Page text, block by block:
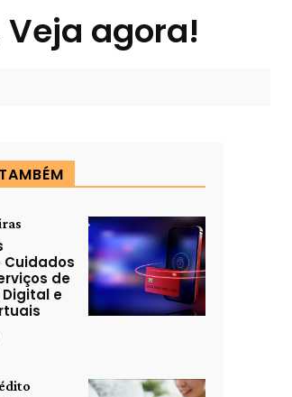
agora!
Cuidados
de
e